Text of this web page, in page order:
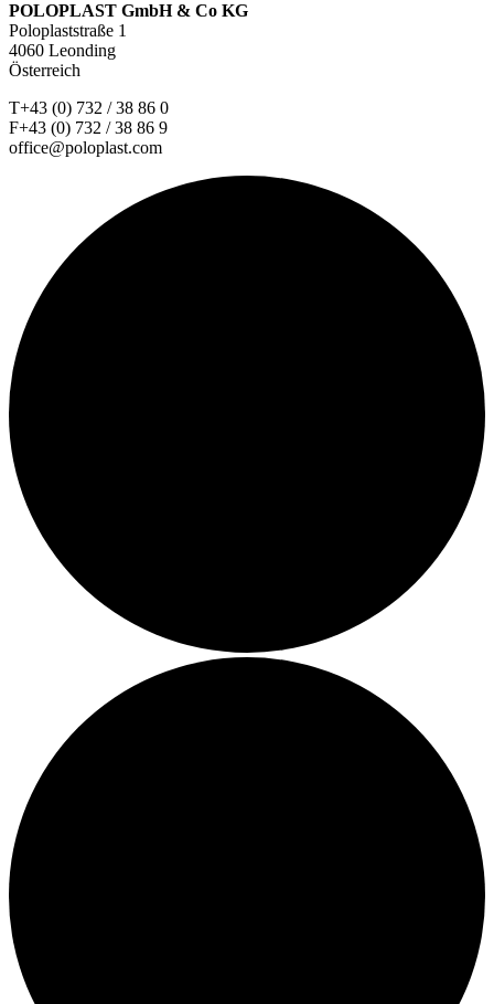
POLOPLAST GmbH & Co KG
Poloplaststraße 1
4060 Leonding
Österreich
T+43 (0) 732 / 38 86 0
F+43 (0) 732 / 38 86 9
office@poloplast.com